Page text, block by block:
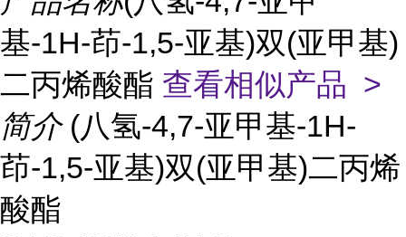
基-1H-茚-1,5-亚基)双(亚甲基)
二丙烯酸酯 查看相似产品 >
简介 (八氢-4,7-亚甲基-1H-
茚-1,5-亚基)双(亚甲基)二丙烯
酸酯